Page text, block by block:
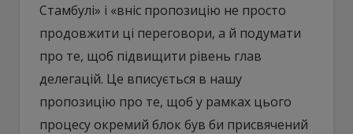
Стамбулі» і «вніс пропозицію не просто
продовжити ці переговори, а й подумати
про те, щоб підвищити рівень глав
делегацій. Це вписується в нашу
пропозицію про те, щоб у рамках цього
процесу окремий блок був би присвячений